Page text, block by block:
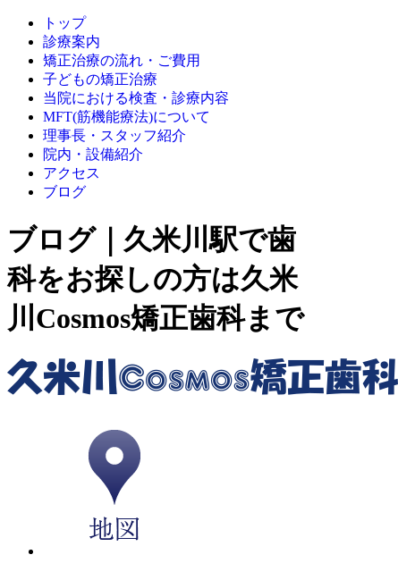
トップ
診療案内
矯正治療の流れ・ご費用
子どもの矯正治療
当院における検査・診療内容
MFT(筋機能療法)について
理事長・スタッフ紹介
院内・設備紹介
アクセス
ブログ
ブログ｜久米川駅で歯
科をお探しの方は久米
川Cosmos矯正歯科まで